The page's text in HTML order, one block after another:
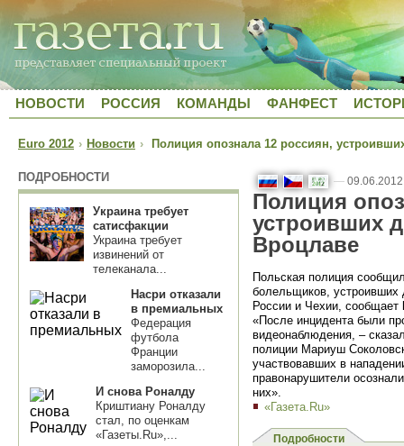
НОВОСТИ РОССИЯ КОМАНДЫ ФАНФЕСТ
Euro 2012 › Новости › Полиция опознала 12 россиян,
ПОДРОБНОСТИ
Украина требует
сатисфакции
Украина требует
извинений от
телеканала...
Насри отказали
в премиальных
Федерация
футбола
Франции
заморозила...
И снова Роналду
Криштиану Роналду
стал, по оценкам
«Газеты.Ru»,...
—
Полиция
устроивших
Вроцлаве
Польская полиция
болельщиков, устроивших
России и Чехии, сообщает
«После инцидента были
видеонаблюдения, –
полиции Мариуш
участвовавших в
правонарушители
них».
«Газета.Ru»
Подробности